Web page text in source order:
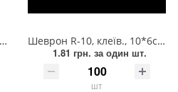
Шеврон R-10, клеїв., 10*6см, Вісімка срібний бісер, блакитна півкуля
1.81 грн. за один шт.
шт